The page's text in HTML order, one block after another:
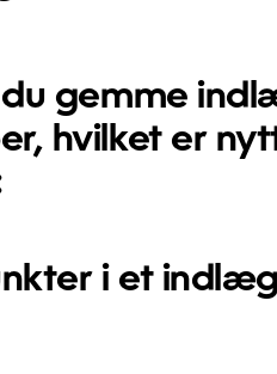
gemme
hvilket er
i et